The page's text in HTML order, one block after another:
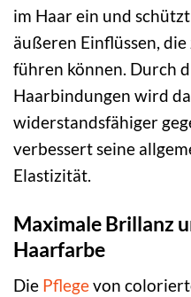
im Haar ein und
äußeren Einflüssen,
führen können. Durch
Haarbindungen wird
widerstandsfähiger
verbessert seine
Elastizität.
Maximale Brillanz
Haarfarbe
Die Pflegevon